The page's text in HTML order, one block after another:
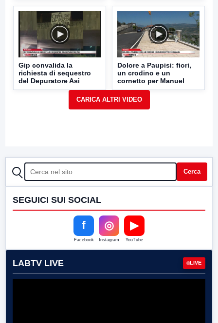
Gip convalida la
richiesta di sequestro
del Depuratore Asi
Dolore a Paupisi: fiori,
un crodino e un
cornetto per Manuel
CERCA Cerca
SEGUICI SUI SOCIAL
f
Facebook
◎
Instagram
▶
YouTube
LABTV LIVE LIVE